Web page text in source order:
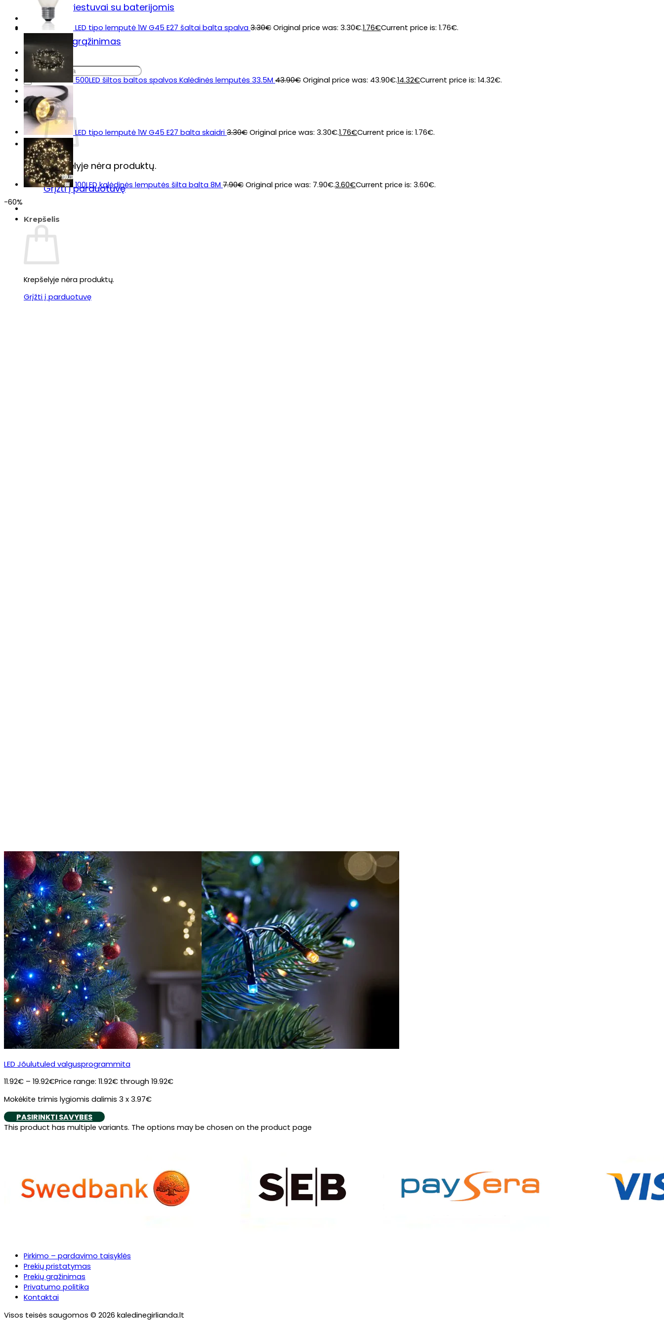
Šviestuvai su baterijomis
Sodo šviestuvas „Lumiz“
Prekių pristatymas & grąžinimas
Prekių grąžinimas
DUK
Ieškoti:
Krepšelyje nėra produktų.
Grįžti į parduotuvę
Krepšelis
Krepšelyje nėra produktų.
Grįžti į parduotuvę
LED tipo lemputė 1W G45 E27 šaltai balta spalva 3.30€ Original price was: 3.30€.1.76€Current price is: 1.76€.
500LED šiltos baltos spalvos Kalėdinės lemputės 33.5M 43.90€ Original price was: 43.90€.14.32€Current price is: 14.32€.
LED tipo lemputė 1W G45 E27 balta skaidri 3.30€ Original price was: 3.30€.1.76€Current price is: 1.76€.
100LED kalėdinės lemputės šilta balta 8M 7.90€ Original price was: 7.90€.3.60€Current price is: 3.60€.
-60%
LED Jõulutuled valgusprogrammita
11.92€ – 19.92€Price range: 11.92€ through 19.92€
Mokėkite trimis lygiomis dalimis 3 x 3.97€
PASIRINKTI SAVYBES
This product has multiple variants. The options may be chosen on the product page
Pirkimo – pardavimo taisyklės
Prekių pristatymas
Prekių grąžinimas
Privatumo politika
Kontaktai
Visos teisės saugomos © 2026 kaledinegirlianda.lt